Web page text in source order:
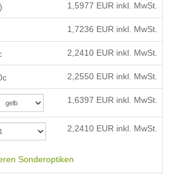
1,5977 EUR inkl. MwSt.
1,7236 EUR inkl. MwSt.
2,2410 EUR inkl. MwSt.
2,2550 EUR inkl. MwSt.
1,6397 EUR inkl. MwSt.
2,2410 EUR inkl. MwSt.
Sonderoptiken